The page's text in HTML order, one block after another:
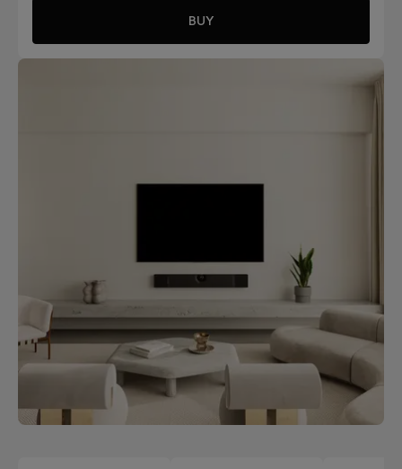
BUY